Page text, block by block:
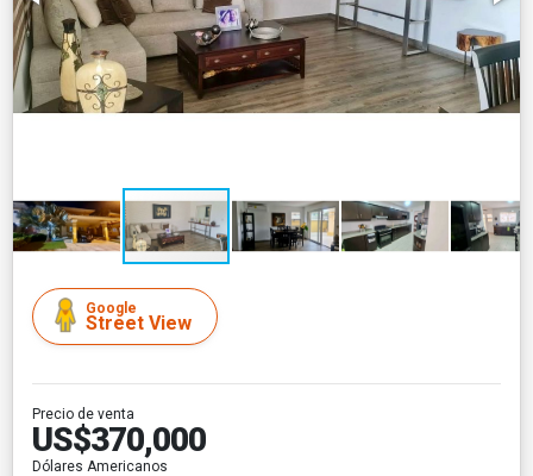
Google
Street View
Precio de venta
US$370,000
Dólares Americanos